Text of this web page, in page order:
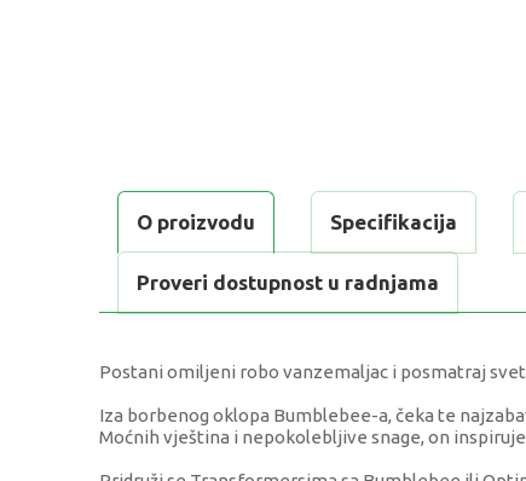
O proizvodu Specifikacija
Proveri dostupnost u radnjama
Postani omiljeni robo vanzemaljac i posmatraj
Iza borbenog oklopa Bumblebee-a, čeka te
Moćnih vještina i nepokolebljive snage, on